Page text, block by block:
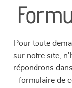
Pour toute
sur notre site,
répondrons
formulaire de